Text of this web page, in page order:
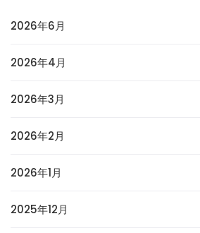
2026年6月
2026年4月
2026年3月
2026年2月
2026年1月
2025年12月